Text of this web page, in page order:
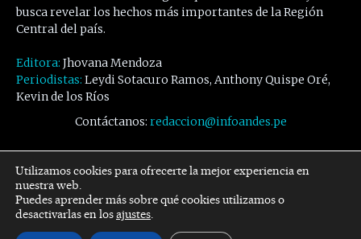
busca revelar los hechos más importantes de la Región
Central del país.
Editora: Jhovana Mendoza
Periodistas: Leydi Sotacuro Ramos, Anthony Quispe Oré,
Kevin de los Ríos
Contáctanos: redaccion@infoandes.pe
Síguenos
Facebook Twitter Youtube
Utilizamos cookies para ofrecerte la mejor experiencia en
nuestra web.
Puedes aprender más sobre qué cookies utilizamos o
desactivarlas en losajustes.